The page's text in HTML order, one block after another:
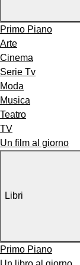
Primo Piano
Arte
Cinema
Serie Tv
Moda
Musica
Teatro
TV
Un film al giorno
Libri
Primo Piano